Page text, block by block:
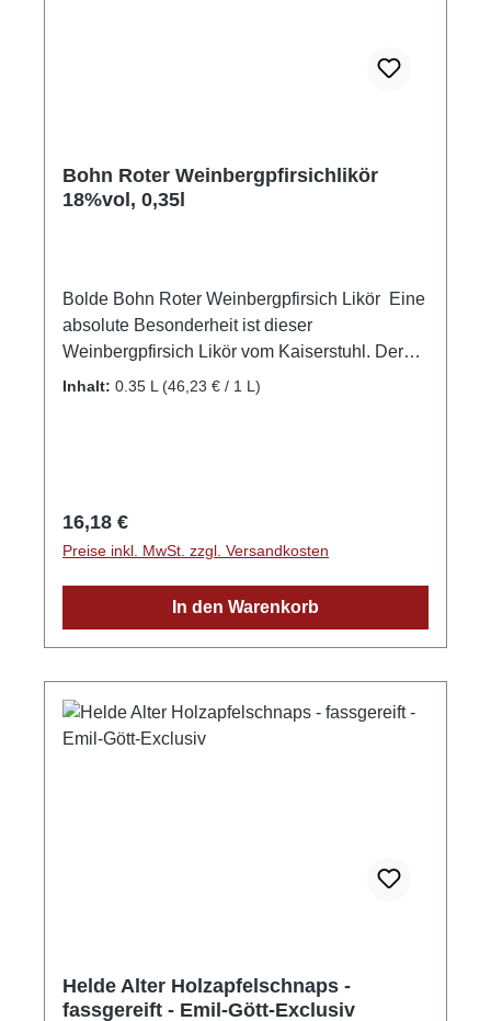
Bohn Roter Weinbergpfirsichlikör
18%vol, 0,35l
Bolde Bohn Roter Weinbergpfirsich Likör Eine
absolute Besonderheit ist dieser
Weinbergpfirsich Likör vom Kaiserstuhl. Der
Edelbrenner Bolde Bohn hat diesen edlen
Informationen HerstellerFirma: Edelbrennerei
Bolde BohnLand: DeutschlandStadt: Sasbach-
JechtingenStraße: Rheinstraße 14Postleitzahl:
79351E-Mail: kh.hecke@t-online.deWeitere
Inhalt: 0.35 L (46,23 € / 1 L)
Regulärer Preis:
16,18 €
Preise inkl. MwSt. zzgl. Versandkosten
In den Warenkorb
Helde Alter Holzapfelschnaps -
fassgereift - Emil-Gött-Exclusiv